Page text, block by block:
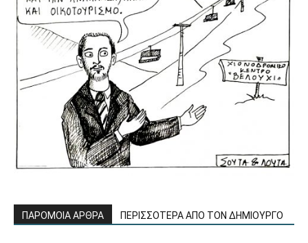
ΠΑΡΟΜΟΙΑ ΑΡΘΡΑ ΠΕΡΙΣΣΟΤΕΡΑ ΑΠΟ ΤΟΝ ΔΗΜΙΟΥΡΓΟ